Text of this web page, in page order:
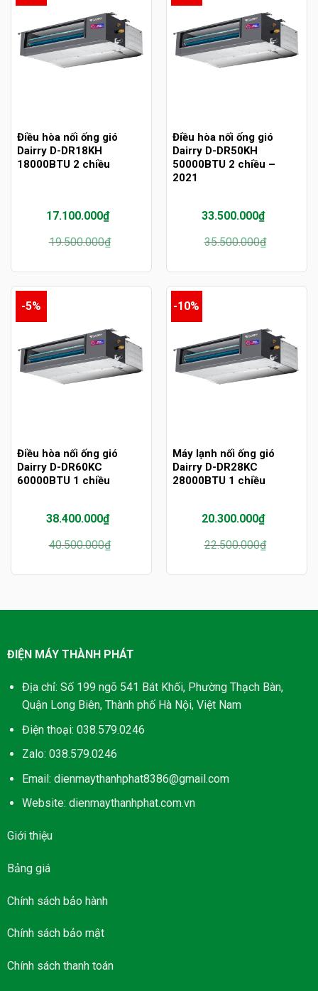
Điều hòa nối ống gió
Dairry D-DR18KH
18000BTU 2 chiều
19.500.000₫
Giá
gốc
19.500.000₫.
17.100.000₫
Giá
hiện
là:
17.100.000₫.
Điều hòa nối ống gió
Dairry D-DR50KH
50000BTU 2 chiều –
2021
35.500.000₫
Giá
gốc
35.500.000₫.
33.500.000₫
Giá
hiện
là:
33.500.000₫.
-5%
Điều hòa nối ống gió
Dairry D-DR60KC
60000BTU 1 chiều
40.500.000₫
Giá
gốc
40.500.000₫.
38.400.000₫
Giá
hiện
là:
-10%
Máy lạnh nối ống gió
Dairry D-DR28KC
28000BTU 1 chiều
22.500.000₫
Giá
gốc
22.500.000₫.
20.300.000₫
Giá
hiện
là:
ĐIỆN MÁY THÀNH PHÁT
Địa chỉ: Số 199 ngõ 541 Bát Khối, Phường Thạch Bàn,
Quận Long Biên, Thành phố Hà Nội, Việt Nam
Điện thoại: 038.579.0246
Zalo: 038.579.0246
Email: dienmaythanhphat8386@gmail.com
Website: dienmaythanhphat.com.vn
Giới thiệu
Bảng giá
Chính sách bảo hành
Chính sách bảo mật
Chính sách thanh toán